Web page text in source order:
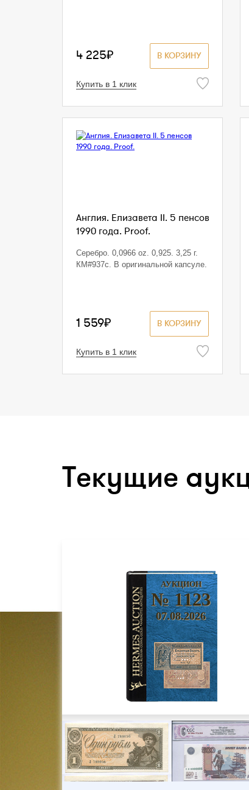
В КОРЗИНУ
4 225₽
Купить в 1 клик
Англия. Елизавета II. 5 пенсов
1990 года. Proof.
Серебро. 0,0966 oz. 0,925. 3,25 г.
КМ#937с. В оригинальной капсуле.
В КОРЗИНУ
1 559₽
Купить в 1 клик
Текущие
АУКЦИОН
№ 1123
07.08.2026